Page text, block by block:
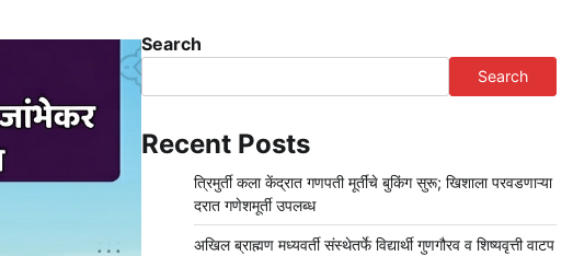
Search
Search
Recent Posts
त्रिमुर्ती कला केंद्रात गणपती मूर्तींचे बुकिंग सुरू; खिशाला परवडणाऱ्या
दरात गणेशमूर्ती उपलब्ध
अखिल ब्राह्मण मध्यवर्ती संस्थेतर्फे विद्यार्थी गुणगौरव व शिष्यवृत्ती वाटप